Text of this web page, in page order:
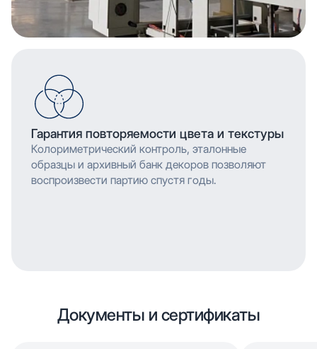
Гарантия повторяемости цвета и текстуры
Колориметрический контроль, эталонные
образцы и архивный банк декоров позволяют
воспроизвести партию спустя годы.
Документы и сертификаты